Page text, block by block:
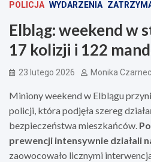
POLICJA WYDARZENIA
Elbląg: weekend w
17 kolizji i 122
23 lutego 2026 Monika
Miniony weekend w Elblągu
policji, która podjęła szereg
bezpieczeństwa mieszkańców.
prewencji intensywnie działali
zaowocowało licznymi